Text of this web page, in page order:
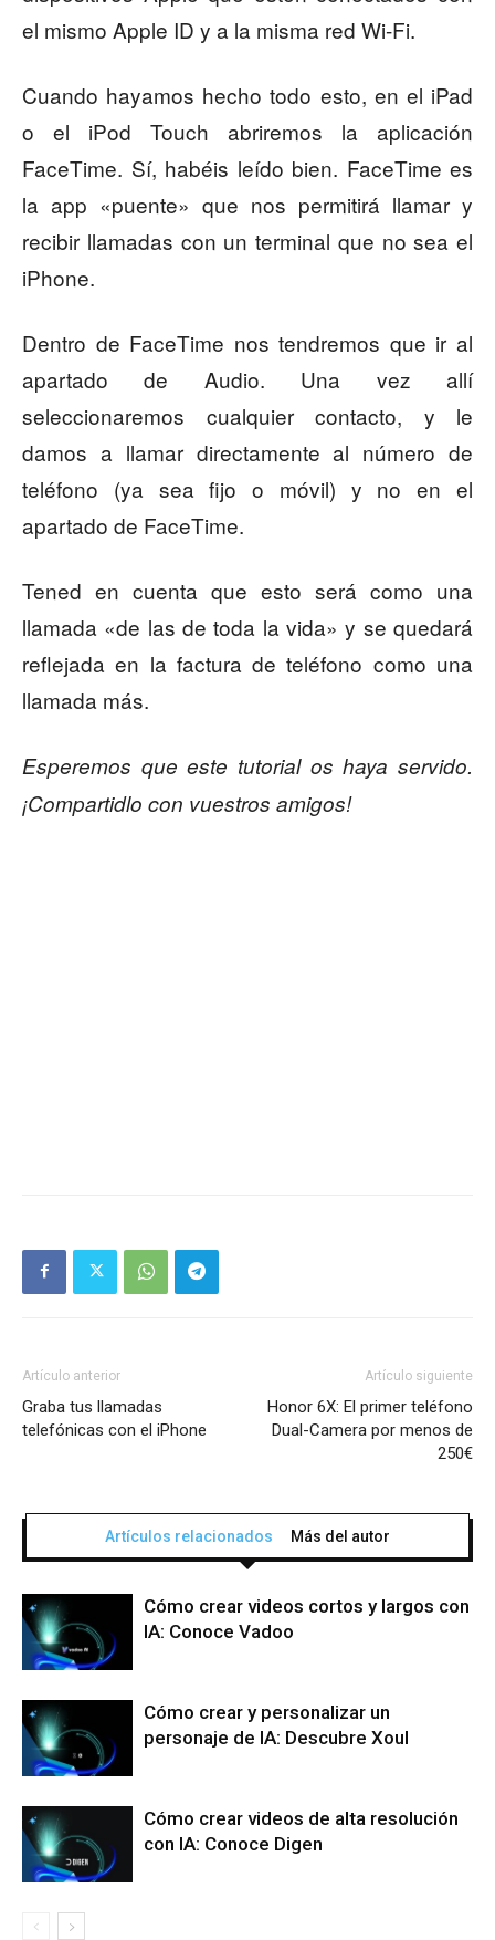
el mismo Apple ID y a la misma red Wi-Fi.
Cuando hayamos hecho todo esto, en el iPad
o el iPod Touch abriremos la aplicación
FaceTime. Sí, habéis leído bien. FaceTime es
la app «puente» que nos permitirá llamar y
recibir llamadas con un terminal que no sea el
iPhone.
Dentro de FaceTime nos tendremos que ir al
apartado de Audio. Una vez allí
seleccionaremos cualquier contacto, y le
damos a llamar directamente al número de
teléfono (ya sea fijo o móvil) y no en el
apartado de FaceTime.
Tened en cuenta que esto será como una
llamada «de las de toda la vida» y se quedará
reflejada en la factura de teléfono como una
llamada más.
Esperemos que este tutorial os haya servido.
¡Compartidlo con vuestros amigos!
Artículo anterior
Graba tus llamadas
telefónicas con el iPhone
Artículo siguiente
Honor 6X: El primer teléfono
Dual-Camera por menos de
250€
Artículos relacionados Más del autor
Cómo crear videos cortos y largos con
IA: Conoce Vadoo
Cómo crear y personalizar un
personaje de IA: Descubre Xoul
Cómo crear videos de alta resolución
con IA: Conoce Digen